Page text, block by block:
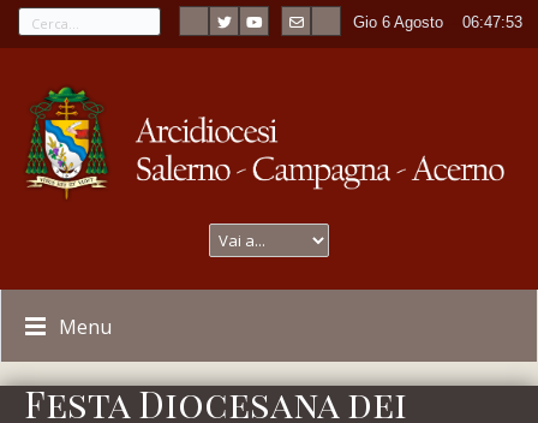
Gio 6 Agosto ----06:47:53
Menu
Festa Diocesana dei